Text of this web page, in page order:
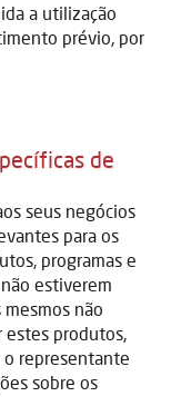
a utilização
prévio, por
de
seus negócios
para os
programas e
estiverem
não
produtos,
o representante
sobre os